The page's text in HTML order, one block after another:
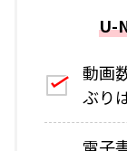
U-
動画
ぶり